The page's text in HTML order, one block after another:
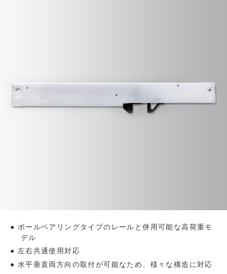
ボールベアリングタイプのレールと併用可能な高荷重モ
デル
左右共通使用対応
水平垂直両方向の取付が可能なため、様々な構造に対応